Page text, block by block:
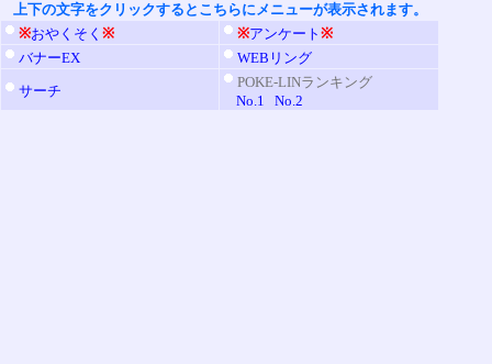
上下の文字をクリックするとこちらにメニューが表示されます。
※おやくそく ※ ※アンケート ※
バナーEX
WEBリング
サーチ
POKE-LINランキング
No.1
No.2